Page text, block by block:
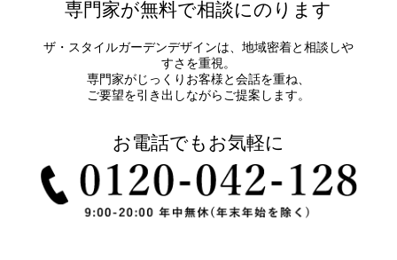
専門家が無料で相談にのります
ザ・スタイルガーデンデザインは、地域密着と相談しや
すさを重視。
専門家がじっくりお客様と会話を重ね、
ご要望を引き出しながらご提案します。
お電話でもお気軽に